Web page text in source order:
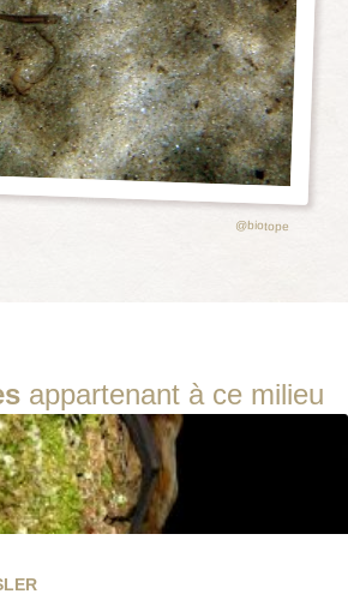
@biotope
appartenant à ce milieu